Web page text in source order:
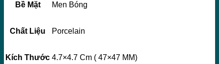
Bề Mặt Men Bóng
Chất Liệu Porcelain
Kích Thước 4.7×4.7 Cm ( 47×47 MM)